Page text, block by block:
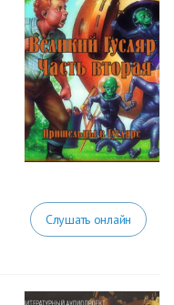
Слушать онлайн